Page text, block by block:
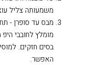
משמעותה צליל
מבס עד סופרן -
מומלץ לחובבי
בסים חזקים.
האפשר.